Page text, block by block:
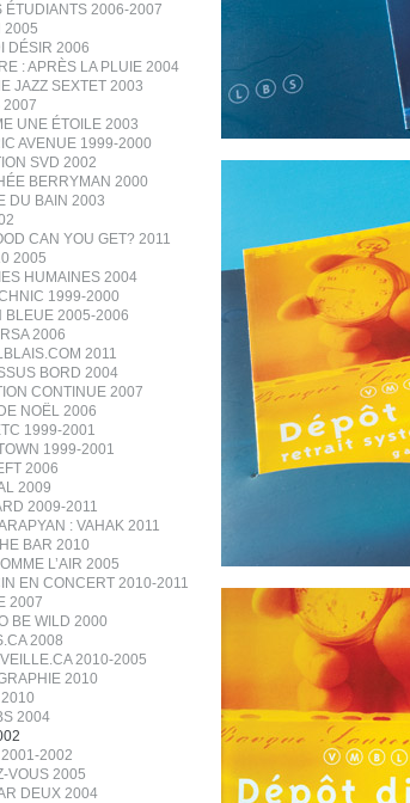
ÉTUDIANTS 2006-2007
2005
DÉSIR 2006
: APRÈS LA PLUIE 2004
JAZZ SEXTET 2003
2007
UNE ÉTOILE 2003
AVENUE 1999-2000
SVD 2002
BERRYMAN 2000
DU BAIN 2003
CAN YOU GET? 2011
2005
HUMAINES 2004
1999-2000
BLEUE 2005-2006
2006
2011
BORD 2004
CONTINUE 2007
NOËL 2006
1999-2001
1999-2001
2006
2009
2009-2011
: VAHAK 2011
BAR 2010
L’AIR 2005
EN CONCERT 2010-2011
2007
BE WILD 2000
2008
2010-2005
2010
2004
2002
VOUS 2005
DEUX 2004